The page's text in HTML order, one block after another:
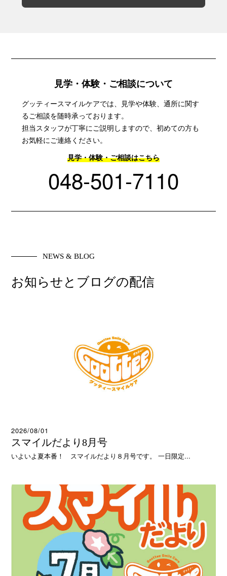
見学・体験・ご相談について
グッティースマイルケアでは、見学や体験、通所に関す
るご相談を随時承っております。
担当スタッフが丁寧にご説明しますので、初めての方も
お気軽にご連絡ください。
見学・体験・ご相談はこちら
048-501-7110
NEWS & BLOG
お知らせとブログの配信
2026/08/01
スマイルだより8月号
いよいよ夏本番！ スマイルだより８月号です。 一日限定...